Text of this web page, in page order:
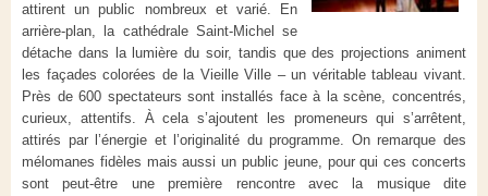
attirent un public nombreux et varié. En
arrière-plan, la cathédrale Saint-Michel se
détache dans la lumière du soir, tandis que des projections animent
les façades colorées de la Vieille Ville – un véritable tableau vivant.
Près de 600 spectateurs sont installés face à la scène, concentrés,
curieux, attentifs. À cela s’ajoutent les promeneurs qui s’arrêtent,
attirés par l’énergie et l’originalité du programme. On remarque des
mélomanes fidèles mais aussi un public jeune, pour qui ces concerts
sont peut-être une première rencontre avec la musique dite